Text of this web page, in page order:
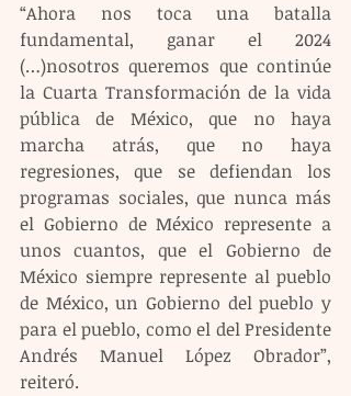
“Ahora nos toca una batalla
fundamental, ganar el 2024
(…)nosotros queremos que continúe
la Cuarta Transformación de la vida
pública de México, que no haya
marcha atrás, que no haya
regresiones, que se defiendan los
programas sociales, que nunca más
el Gobierno de México represente a
unos cuantos, que el Gobierno de
México siempre represente al pueblo
de México, un Gobierno del pueblo y
para el pueblo, como el del Presidente
Andrés Manuel López Obrador”,
reiteró.